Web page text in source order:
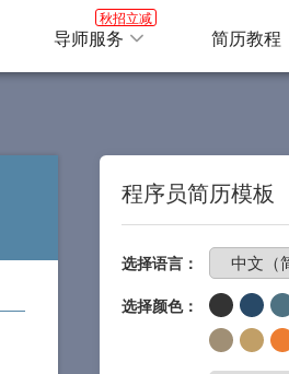
导师服务
秋招立减
简历教程
程序员简历模板
选择语言：
选择颜色：